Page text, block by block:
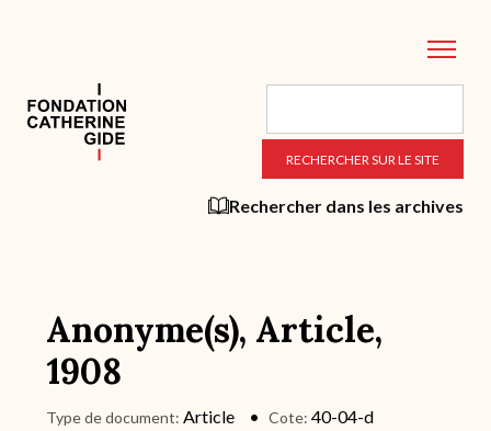
principal
Rechercher dans les archives
Anonyme(s), Article,
1908
Type de document Article Cote 40-04-d